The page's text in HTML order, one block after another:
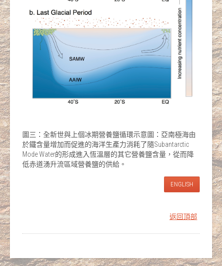
圖三：全新世與上個冰期營養鹽循環示意圖：亞南極海由
於鐵含量增加而促進的海洋生產力消耗了隨Subantarctic
Mode Water的形成進入恆溫層的其它營養鹽含量，從而降
低赤道湧升流區域營養鹽的供給。
ENGLISH
返回頂部